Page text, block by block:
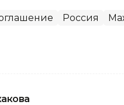
Россия